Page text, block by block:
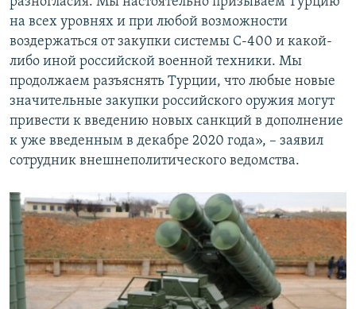
на всех уровнях и при любой возможности
воздержаться от закупки системы С-400 и какой-
либо иной российской военной техники. Мы
продолжаем разъяснять Турции, что любые новые
значительные закупки российского оружия могут
привести к введению новых санкций в дополнение
к уже введенным в декабре 2020 года», – заявил
сотрудник внешнеполитического ведомства.